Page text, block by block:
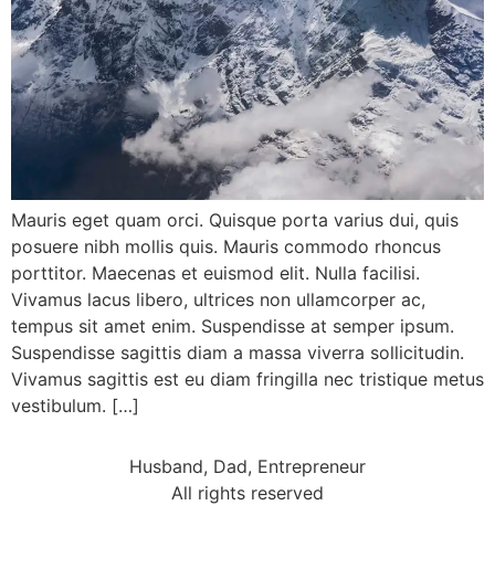
Mauris eget quam orci. Quisque porta varius dui, quis
posuere nibh mollis quis. Mauris commodo rhoncus
porttitor. Maecenas et euismod elit. Nulla facilisi.
Vivamus lacus libero, ultrices non ullamcorper ac,
tempus sit amet enim. Suspendisse at semper ipsum.
Suspendisse sagittis diam a massa viverra sollicitudin.
Vivamus sagittis est eu diam fringilla nec tristique metus
vestibulum. […]
Husband, Dad, Entrepreneur
All rights reserved